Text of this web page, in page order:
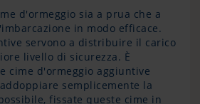
d'ormeggio sia a prua che a
in modo efficace.
servono a distribuire il carico
livello di sicurezza. È
cime d'ormeggio aggiuntive
semplicemente la
fissate queste cime in